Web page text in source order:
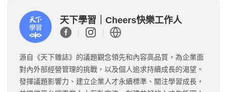
天下學習｜Cheers快樂工作人
源自《天下雜誌》的議題觀念領先和內容高品質，為企業面
對內外部經營管理的挑戰，以及個人追求持續成長的渴望。
發揮議題影響力、建立企業人才永續標準、關注學習成長，